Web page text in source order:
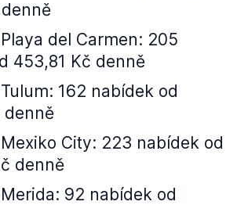
del Carmen: 205
453,81 Kč denně
162 nabídek od
denně
City: 223 nabídek od
denně
92 nabídek od